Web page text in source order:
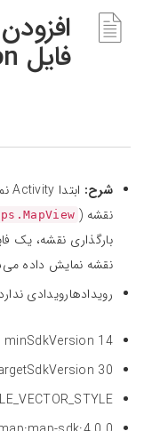
فایل GeoJson
شرح:
نقشه (
نقشه نمایش داده
رویدادهارویدادی
minSdkVersion 14
30